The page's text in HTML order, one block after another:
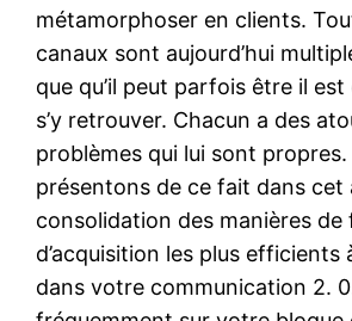
métamorphoser en clients.
canaux sont aujourd’hui
que qu’il peut parfois être il
s’y retrouver. Chacun a des
problèmes qui lui sont
présentons de ce fait dans cet
consolidation des manières de
d’acquisition les plus efficients
dans votre communication 2.